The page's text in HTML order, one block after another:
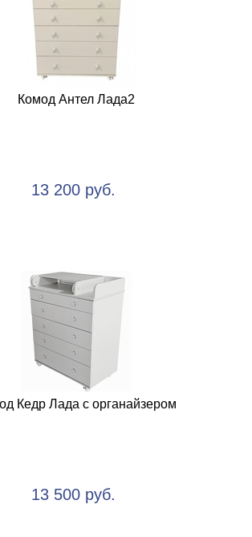
Комод Антел Лада2
13 200 руб.
Кедр Лада с органайзером
13 500 руб.